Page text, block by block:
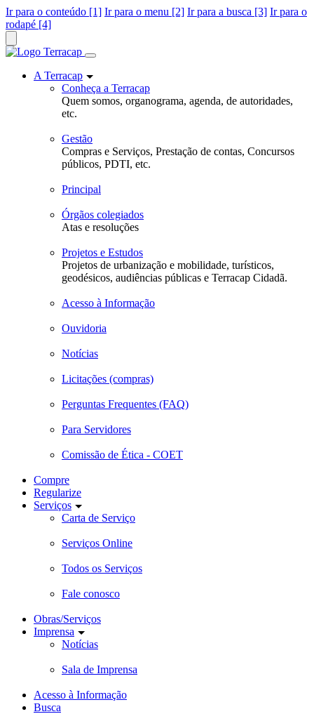
Ir para o conteúdo [1] Ir para o menu [2] Ir para a busca [3] Ir para o
rodapé [4]
A Terracap
Conheça a Terracap
Quem somos, organograma, agenda, de autoridades,
etc.
Gestão
Compras e Serviços, Prestação de contas, Concursos
públicos, PDTI, etc.
Principal
Órgãos colegiados
Atas e resoluções
Projetos e Estudos
Projetos de urbanização e mobilidade, turísticos,
geodésicos, audiências públicas e Terracap Cidadã.
Acesso à Informação
Ouvidoria
Notícias
Licitações (compras)
Perguntas Frequentes (FAQ)
Para Servidores
Comissão de Ética - COET
Compre
Regularize
Serviços
Carta de Serviço
Serviços Online
Todos os Serviços
Fale conosco
Obras/Serviços
Imprensa
Notícias
Sala de Imprensa
Acesso à Informação
Busca